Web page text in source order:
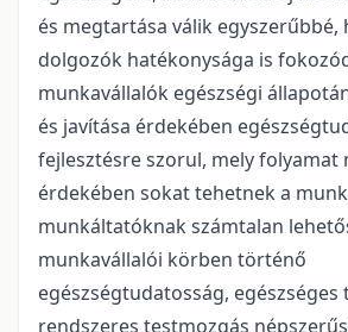
és megtartása válik egyszerűbbé,
dolgozók hatékonysága is
munkavállalók egészségi
és javítása érdekében
fejlesztésre szorul, mely folyamat
érdekében sokat tehetnek a
munkáltatóknak számtalan
munkavállalói körben történő
egészségtudatosság, egészséges
rendszeres testmozgás